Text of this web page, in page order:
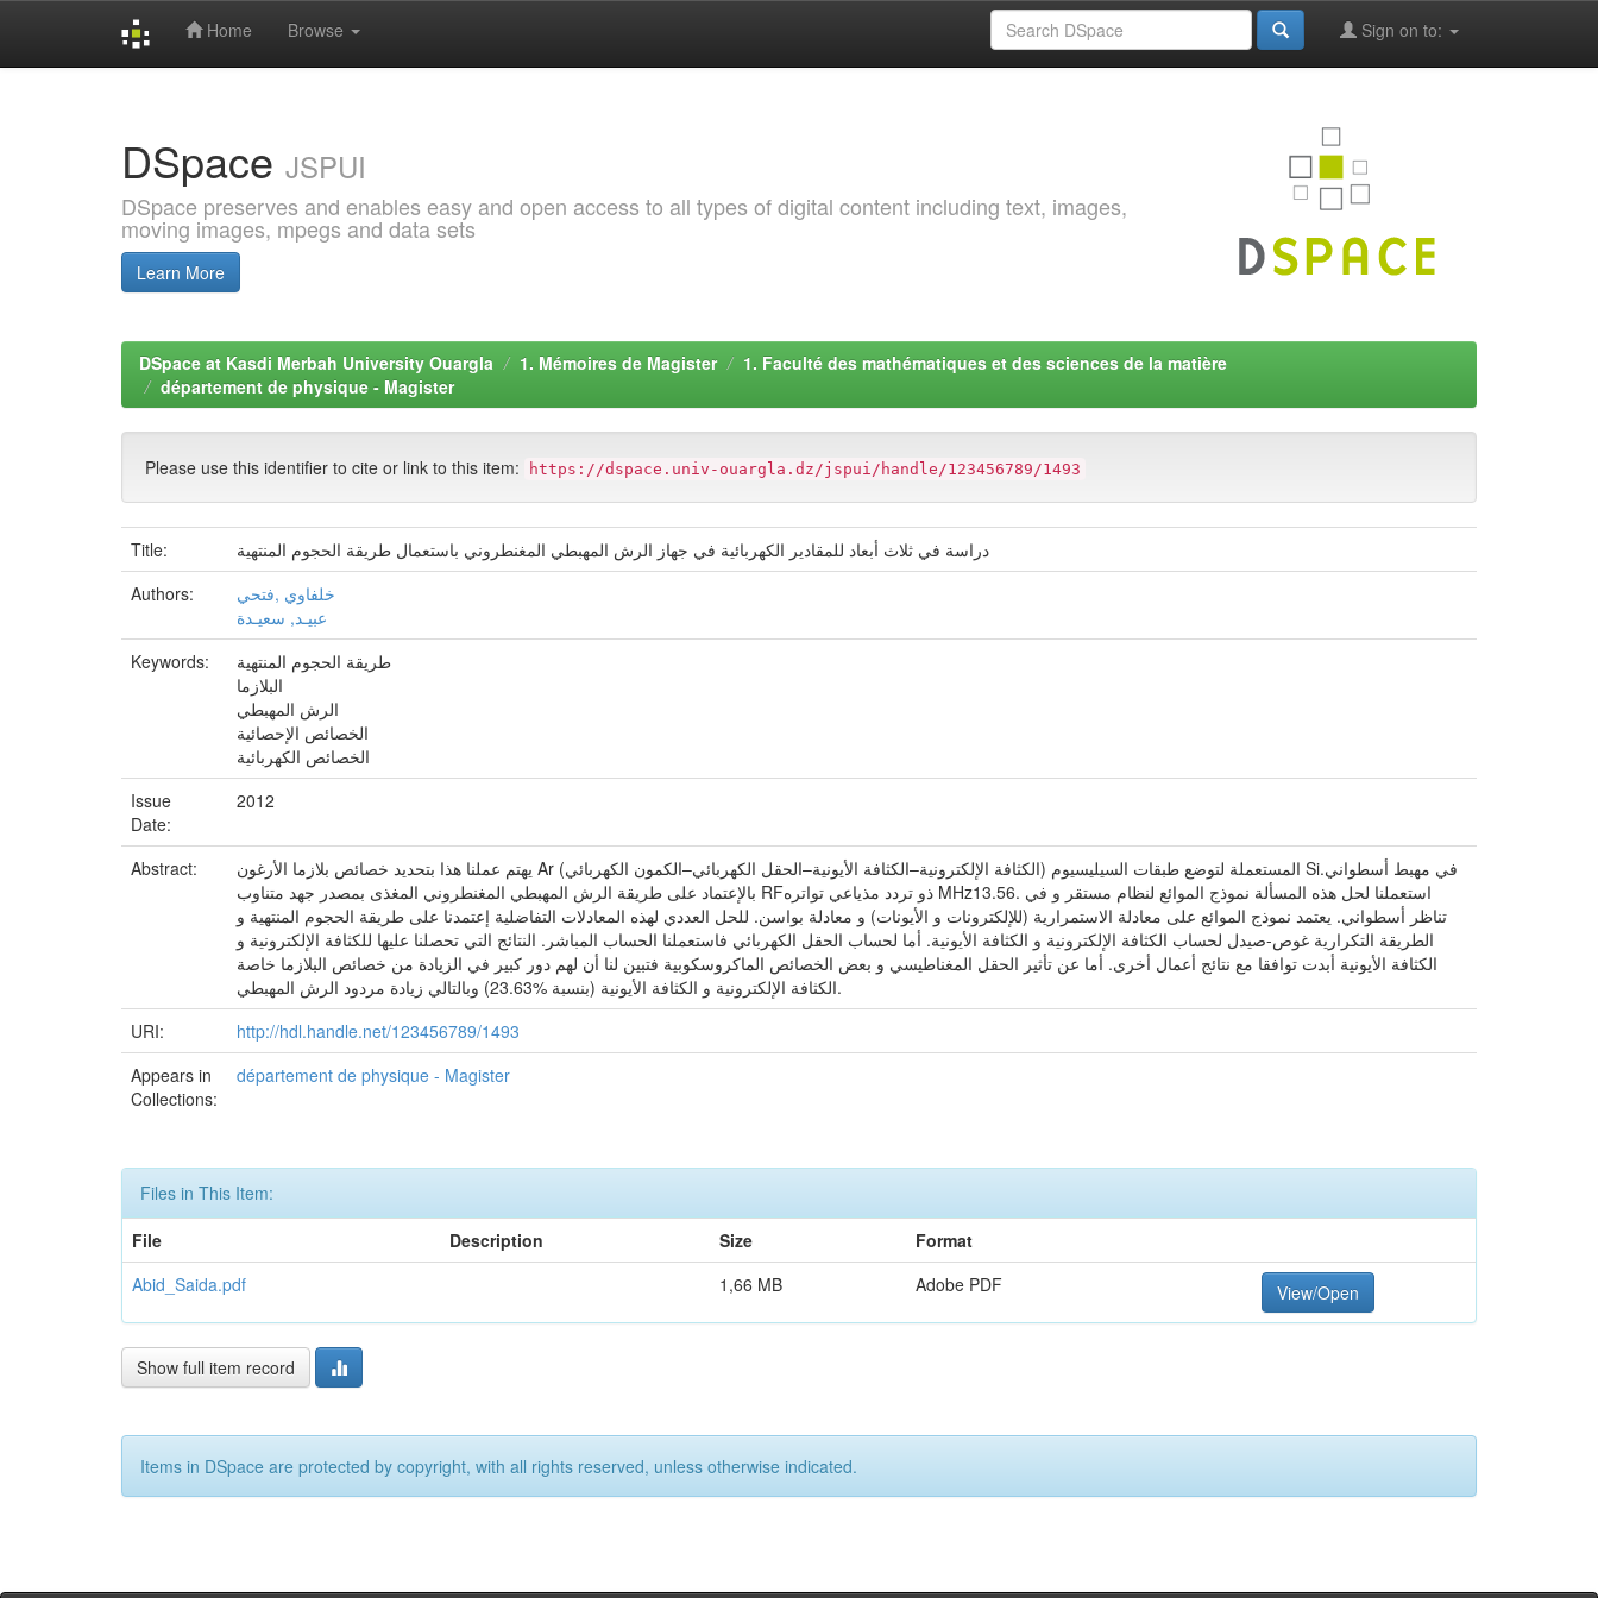
Home Browse Sign on to:
DSpace JSPUI
DSpace preserves and enables easy and open access to all types of digital content including text, images,
moving images, mpegs and data sets
Learn More
DSpace at Kasdi Merbah University Ouargla 1. Mémoires de Magister
1. Faculté des mathématiques et des sciences de la matière
département de physique - Magister
Please use this identifier to cite or link to this item: https://dspace.univ-ouargla.dz/jspui/handle/123456789/1493
Title:
دراسة في ثلاث أبعاد للمقادير الكهربائية في جهاز الرش المهبطي المغنطروني باستعمال طريقة الحجوم المنتهية
Authors:
خلفاوي ,فتحي
عبيـد, سعيـدة
Keywords:
طريقة الحجوم المنتهية
البلازما
الرش المهبطي
الخصائص الإحصائية
الخصائص الكهربائية
Issue
Date:
2012
Abstract:
يهتم عملنا هذا بتحديد خصائص بلازما الأرغون Ar (الكثافة الإلكترونية–الكثافة الأيونية–الحقل الكهربائي–الكمون الكهربائي) المستعملة لتوضع طبقات السيليسيوم Siفي مهبط أسطواني.
بالإعتماد على طريقة الرش المهبطي المغنطروني المغذى بمصدر جهد متناوب RFذو تردد مذياعي تواتره MHz13.56. استعملنا لحل هذه المسألة نموذج الموائع لنظام مستقر و في
تناظر أسطواني. يعتمد نموذج الموائع على معادلة الاستمرارية (للإلكترونات و الأيونات) و معادلة بواسن. للحل العددي لهذه المعادلات التفاضلية إعتمدنا على طريقة الحجوم المنتهية و
الطريقة التكرارية غوص-صيدل لحساب الكثافة الإلكترونية و الكثافة الأيونية. أما لحساب الحقل الكهربائي فاستعملنا الحساب المباشر. النتائج التي تحصلنا عليها للكثافة الإلكترونية و
الكثافة الأيونية أبدت توافقا مع نتائج أعمال أخرى. أما عن تأثير الحقل المغناطيسي و بعض الخصائص الماكروسكوبية فتبين لنا أن لهم دور كبير في الزيادة من خصائص البلازما خاصة
الكثافة الإلكترونية و الكثافة الأيونية (بنسبة %23.63) وبالتالي زيادة مردود الرش المهبطي.
URI:
http://hdl.handle.net/123456789/1493
Appears in
Collections:
département de physique - Magister
Files in This Item:
File
Description Size
Format
Abid_Saida.pdf
1,66 MB Adobe PDF View/Open
Show full item record
Items in DSpace are protected by copyright, with all rights reserved, unless otherwise indicated.